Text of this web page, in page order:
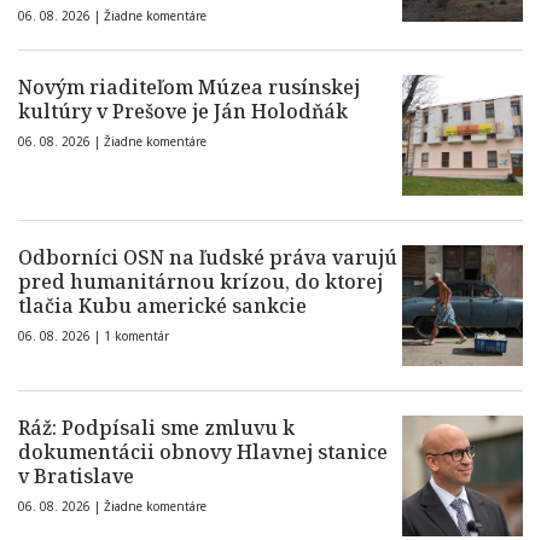
06. 08. 2026 | Žiadne komentáre
Novým riaditeľom Múzea rusínskej
kultúry v Prešove je Ján Holodňák
06. 08. 2026 | Žiadne komentáre
Odborníci OSN na ľudské práva varujú
pred humanitárnou krízou, do ktorej
tlačia Kubu americké sankcie
06. 08. 2026 | 1 komentár
Ráž: Podpísali sme zmluvu k
dokumentácii obnovy Hlavnej stanice
v Bratislave
06. 08. 2026 | Žiadne komentáre